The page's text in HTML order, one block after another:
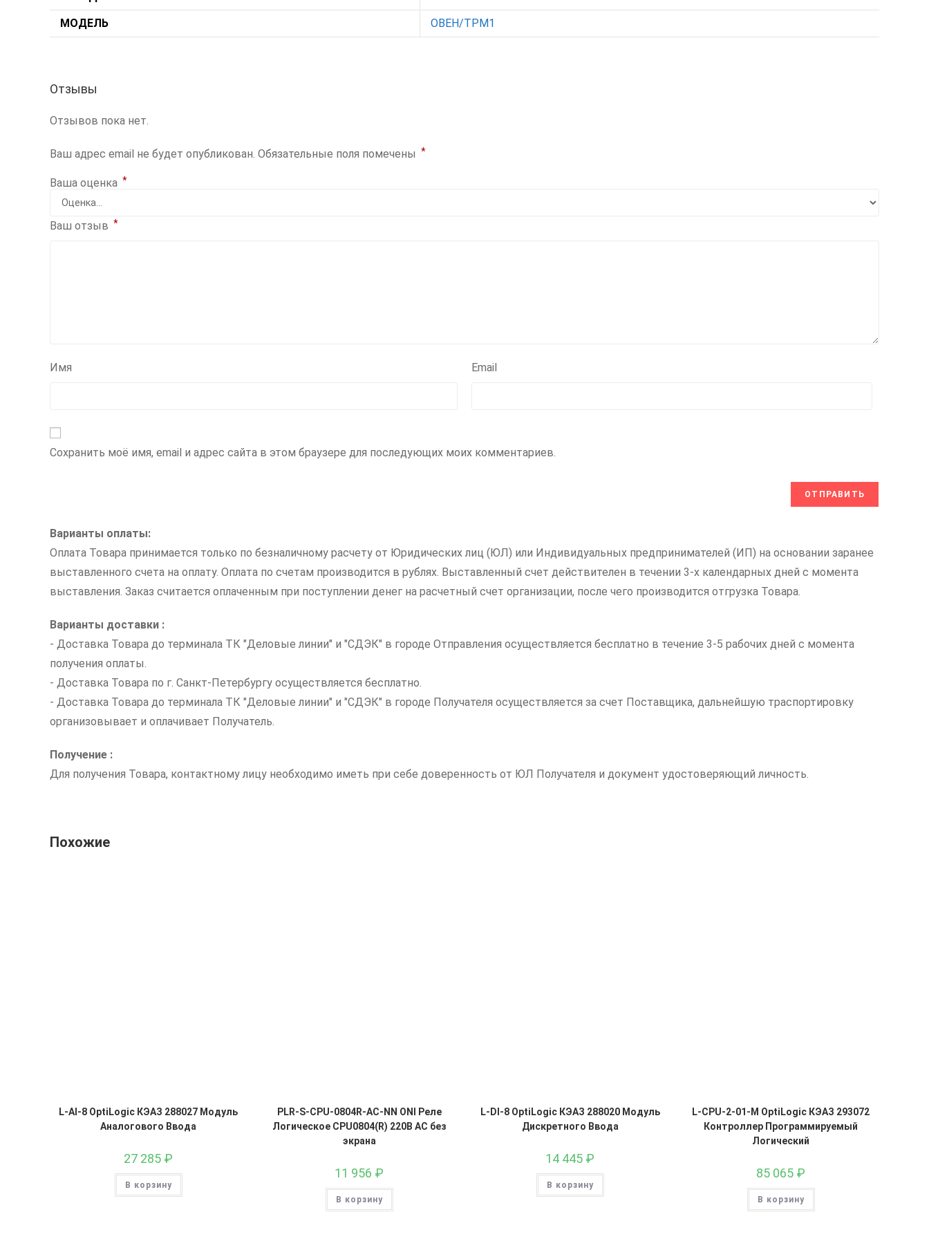
МОДЕЛЬ ОВЕН/ТРМ1
Отзывы
Отзывов пока нет.
Ваш адрес email не будет опубликован. Обязательные поля помечены *
Ваша оценка *
Ваш отзыв *
Имя Email
Сохранить моё имя, email и адрес сайта в этом браузере для последующих моих комментариев.
Варианты оплаты:
Оплата Товара принимается только по безналичному расчету от Юридических лиц (ЮЛ) или Индивидуальных предпринимателей (ИП) на основании заранее
выставленного счета на оплату. Оплата по счетам производится в рублях. Выставленный счет действителен в течении 3-х календарных дней с момента
выставления. Заказ считается оплаченным при поступлении денег на расчетный счет организации, после чего производится отгрузка Товара.
Варианты доставки :
- Доставка Товара до терминала ТК "Деловые линии" и "СДЭК" в городе Отправления осуществляется бесплатно в течение 3-5 рабочих дней с момента
получения оплаты.
- Доставка Товара по г. Санкт-Петербургу осуществляется бесплатно.
- Доставка Товара до терминала ТК "Деловые линии" и "СДЭК" в городе Получателя осуществляется за счет Поставщика, дальнейшую траспортировку
организовывает и оплачивает Получатель.
Получение :
Для получения Товара, контактному лицу необходимо иметь при себе доверенность от ЮЛ Получателя и документ удостоверяющий личность.
Похожие
L-AI-8 OptiLogic КЭАЗ 288027 Модуль
Аналогового Ввода
27 285 ₽
В корзину
PLR-S-CPU-0804R-AC-NN ONI Реле
Логическое CPU0804(R) 220В AC без
экрана
11 956 ₽
В корзину
L-DI-8 OptiLogic КЭАЗ 288020 Модуль
Дискретного Ввода
14 445 ₽
В корзину
L-CPU-2-01-M OptiLogic КЭАЗ 293072
Контроллер Программируемый
Логический
85 065 ₽
В корзину